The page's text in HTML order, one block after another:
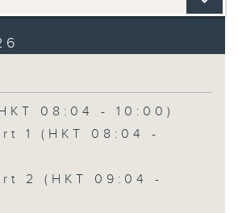
08:04 - 10:00)
1 (HKT 08:04 -
2 (HKT 09:04 -